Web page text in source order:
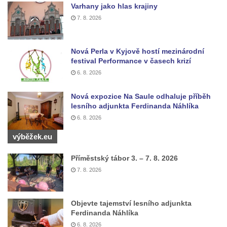
Kaple mezi Dolním Třebonínem a Horním
Třebonínem
Kaple v severní části Dolního Třebonína
Márnice na hřbitově v Rybniště
Kaple u kostela svatého Jiljí v Lužci nad
Vltavou
Kostel svatého Jiljí v Lužci nad Vltavou
Kaple Božího těla na hřbitově v Hostíně u
Vojkovic
Kostel Nanebevzetí Panny Marie v Hostíně
Kaple svatého Bartoloměje v Bukolu
Hřbitovní kaple na hřbitově v Lužci nad
Márnice na hřbitově v Lužci nad Vltavou
Varhany jako hlas krajiny
7. 8. 2026
Nová Perla v Kyjově hostí mezinárodní
festival Performance v časech krizí
6. 8. 2026
Nová expozice Na Saule odhaluje příběh
lesního adjunkta Ferdinanda Náhlíka
6. 8. 2026
výběžek.eu
Příměstský tábor 3. – 7. 8. 2026
7. 8. 2026
Objevte tajemství lesního adjunkta
Ferdinanda Náhlíka
6. 8. 2026